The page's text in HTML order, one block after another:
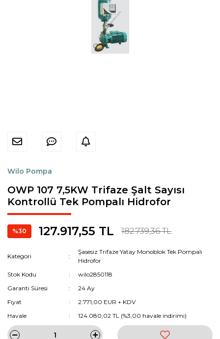
Wilo Pompa
OWP 107 7,5KW Trifaze Şalt Sayısı
Kontrollü Tek Pompalı Hidrofor
%30 127.917,55 TL 182.739,36 TL
Kategori
Şasesiz Trifaze Yatay Monoblok Tek Pompalı
Hidrofor
Stok Kodu
wilo2850118
Garanti Süresi
24 Ay
Fiyat
2.771,00 EUR + KDV
Havale
124.080,02 TL (%3,00 havale indirimi)